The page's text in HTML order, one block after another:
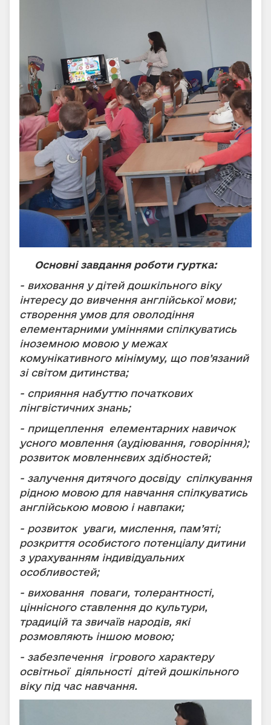
Основні завдання роботи гуртка:
- виховання у дітей дошкільного віку
інтересу до вивчення англійської мови;
створення умов для оволодіння
елементарними уміннями спілкуватись
іноземною мовою у межах
комунікативного мінімуму, що пов’язаний
зі світом дитинства;
- сприяння набуттю початкових
лінгвістичних знань;
- прищеплення елементарних навичок
усного мовлення (аудіювання, говоріння);
розвиток мовленнєвих здібностей;
- залучення дитячого досвіду спілкування
рідною мовою для навчання спілкуватись
англійською мовою і навпаки;
- розвиток уваги, мислення, пам’яті;
розкриття особистого потенціалу дитини
з урахуванням індивідуальних
особливостей;
- виховання поваги, толерантності,
ціннісного ставлення до культури,
традицій та звичаїв народів, які
розмовляють іншою мовою;
- забезпечення ігрового характеру
освітньої діяльності дітей дошкільного
віку під час навчання.